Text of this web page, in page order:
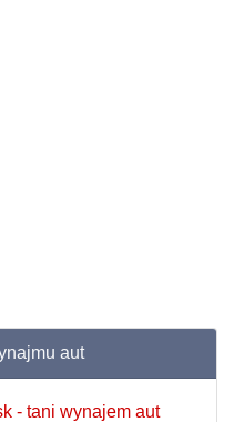
aut
- tani wynajem aut